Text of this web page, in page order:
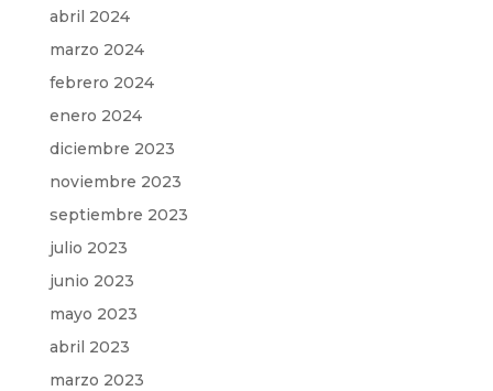
abril 2024
marzo 2024
febrero 2024
enero 2024
diciembre 2023
noviembre 2023
septiembre 2023
julio 2023
junio 2023
mayo 2023
abril 2023
marzo 2023